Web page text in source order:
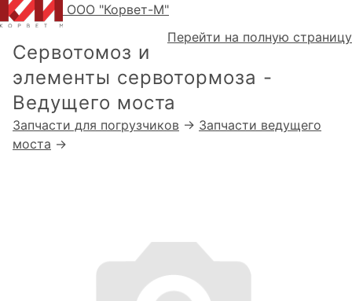
ООО "Корвет-М"
Перейти на полную страницу
Сервотомоз и
элементы сервотормоза -
Ведущего моста
Запчасти для погрузчиков → Запчасти ведущего
моста →